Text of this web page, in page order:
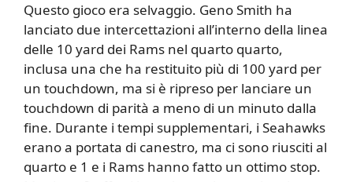
Questo gioco era selvaggio. Geno Smith ha
lanciato due intercettazioni all’interno della linea
delle 10 yard dei Rams nel quarto quarto,
inclusa una che ha restituito più di 100 yard per
un touchdown, ma si è ripreso per lanciare un
touchdown di parità a meno di un minuto dalla
fine. Durante i tempi supplementari, i Seahawks
erano a portata di canestro, ma ci sono riusciti al
quarto e 1 e i Rams hanno fatto un ottimo stop.